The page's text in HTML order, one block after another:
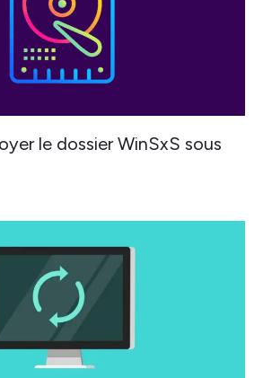
le dossier WinSxS sous